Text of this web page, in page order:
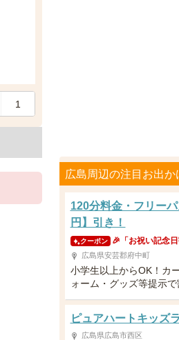
1
広島周辺の注目お出か
120分料金・フリー
円】引き！
クーポン 🎉「お祝い記念
広島県安芸郡府中町
小学生以上からOK！カ
ォーム・グッズ等提示で
ピュアハートキッズ
広島県広島市西区